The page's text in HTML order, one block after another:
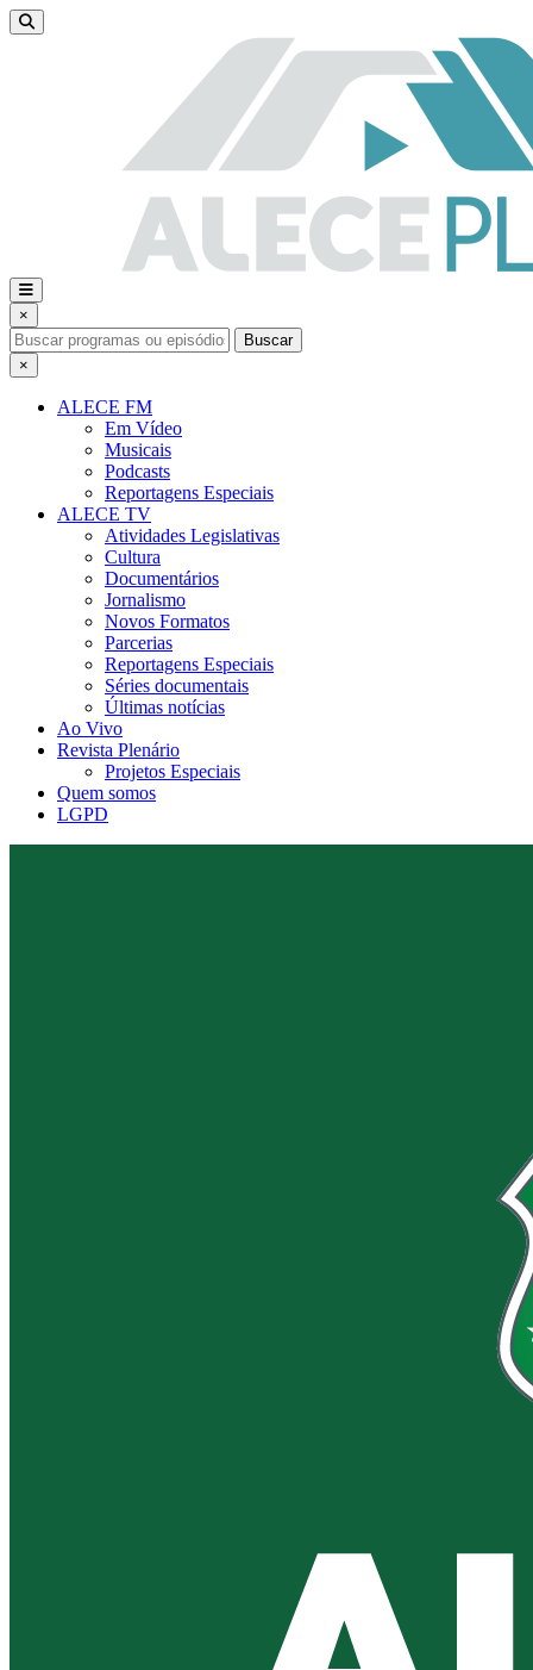
×
Buscar
×
ALECE FM
Em Vídeo
Musicais
Podcasts
Reportagens Especiais
ALECE TV
Atividades Legislativas
Cultura
Documentários
Jornalismo
Novos Formatos
Parcerias
Reportagens Especiais
Séries documentais
Últimas notícias
Ao Vivo
Revista Plenário
Projetos Especiais
Quem somos
LGPD